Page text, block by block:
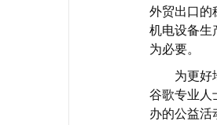
外贸出口的
机电设备生
为必要。
为更好
谷歌专业人
办的公益活